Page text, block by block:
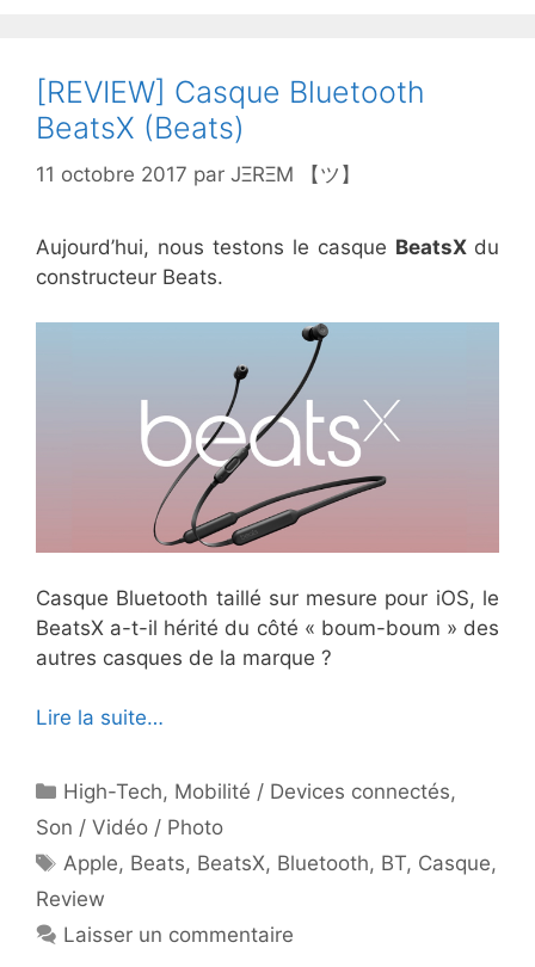
[REVIEW] Casque Bluetooth
BeatsX (Beats)
11 octobre 2017 par JΞRΞM 【ツ】
Aujourd’hui, nous testons le casque BeatsX du
constructeur Beats.
Casque Bluetooth taillé sur mesure pour iOS, le
BeatsX a-t-il hérité du côté « boum-boum » des
autres casques de la marque ?
Lire la suite…
Catégories
High-Tech, Mobilité / Devices connectés,
Son / Vidéo / Photo
Étiquettes
Apple, Beats, BeatsX, Bluetooth, BT, Casque,
Review
Laisser un commentaire